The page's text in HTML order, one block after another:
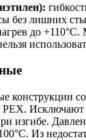
без лишних
до +110°C.
конструкции
PEX.
изгибе.
Из